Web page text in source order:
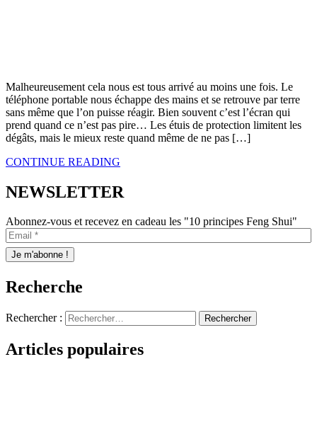
Malheureusement cela nous est tous arrivé au moins une fois. Le
téléphone portable nous échappe des mains et se retrouve par terre
sans même que l’on puisse réagir. Bien souvent c’est l’écran qui
prend quand ce n’est pas pire… Les étuis de protection limitent les
dégâts, mais le mieux reste quand même de ne pas […]
CONTINUE READING
NEWSLETTER
Abonnez-vous et recevez en cadeau les "10 principes Feng Shui"
Recherche
Rechercher :
Articles populaires